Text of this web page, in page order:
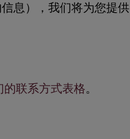
息），我们将为您提供
的联系方式表格。